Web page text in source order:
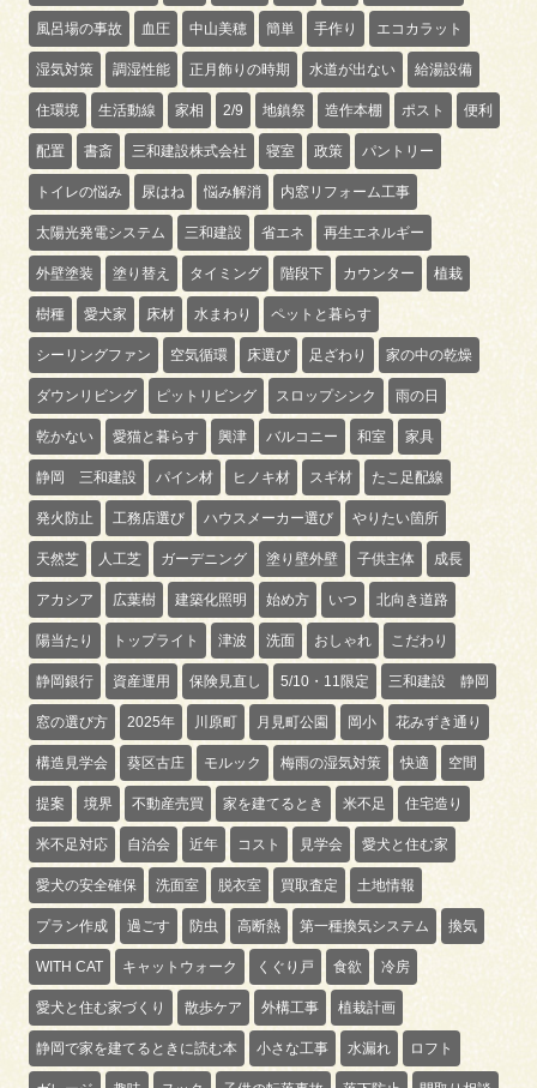
風呂場の事故 血圧 中山美穂 簡単 手作り エコカラット
湿気対策 調湿性能 正月飾りの時期 水道が出ない 給湯設備
住環境 生活動線 家相 2/9 地鎮祭 造作本棚 ポスト 便利
配置 書斎 三和建設株式会社 寝室 政策 パントリー
トイレの悩み 尿はね 悩み解消 内窓リフォーム工事
太陽光発電システム 三和建設 省エネ 再生エネルギー
外壁塗装 塗り替え タイミング 階段下 カウンター 植栽
樹種 愛犬家 床材 水まわり ペットと暮らす
シーリングファン 空気循環 床選び 足ざわり 家の中の乾燥
ダウンリビング ピットリビング スロップシンク 雨の日
乾かない 愛猫と暮らす 興津 バルコニー 和室 家具
静岡 三和建設 パイン材 ヒノキ材 スギ材 たこ足配線
発火防止 工務店選び ハウスメーカー選び やりたい箇所
天然芝 人工芝 ガーデニング 塗り壁外壁 子供主体 成長
アカシア 広葉樹 建築化照明 始め方 いつ 北向き道路
陽当たり トップライト 津波 洗面 おしゃれ こだわり
静岡銀行 資産運用 保険見直し 5/10・11限定 三和建設 静岡
窓の選び方 2025年 川原町 月見町公園 岡小 花みずき通り
構造見学会 葵区古庄 モルック 梅雨の湿気対策 快適 空間
提案 境界 不動産売買 家を建てるとき 米不足 住宅造り
米不足対応 自治会 近年 コスト 見学会 愛犬と住む家
愛犬の安全確保 洗面室 脱衣室 買取査定 土地情報
プラン作成 過ごす 防虫 高断熱 第一種換気システム 換気
WITH CAT キャットウォーク くぐり戸 食欲 冷房
愛犬と住む家づくり 散歩ケア 外構工事 植栽計画
静岡で家を建てるときに読む本 小さな工事 水漏れ ロフト